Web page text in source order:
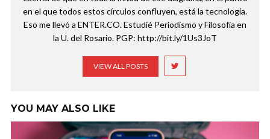
en el que todos estos círculos confluyen, está la tecnología.
Eso me llevó a ENTER.CO. Estudié Periodismo y Filosofía en
la U. del Rosario. PGP: http://bit.ly/1Us3JoT
VIEW ALL POSTS
YOU MAY ALSO LIKE